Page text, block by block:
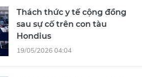
Thách thức y tế cộng đồng
sau sự cố trên con tàu
Hondius
19/05/2026 04:04